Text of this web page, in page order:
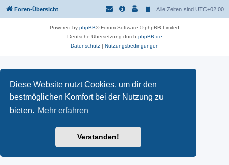
Diese Website nutzt Cookies, um dir den
bestmöglichen Komfort bei der Nutzung zu
bieten. Mehr erfahren
Verstanden!
Foren-Übersicht Alle Zeiten sind UTC+02:00
Powered by phpBB® Forum Software © phpBB Limited
Deutsche Übersetzung durch phpBB.de
Datenschutz| Nutzungsbedingungen